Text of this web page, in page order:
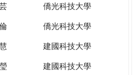
僑光科技大學
僑光科技大學
建國科技大學
建國科技大學